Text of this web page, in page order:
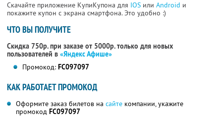
Скачайте приложение КупиКупона для IOS или Android и
покажите купон с экрана смартфона. Это удобно :)
ЧТО ВЫ ПОЛУЧИТЕ
Скидка 750р. при заказе от 5000р. только для новых
пользователей в «Яндекс Афише»
Промокод: FC097097
КАК РАБОТАЕТ ПРОМОКОД
Оформите заказ билетов на сайте компании, укажите
промокод FC097097